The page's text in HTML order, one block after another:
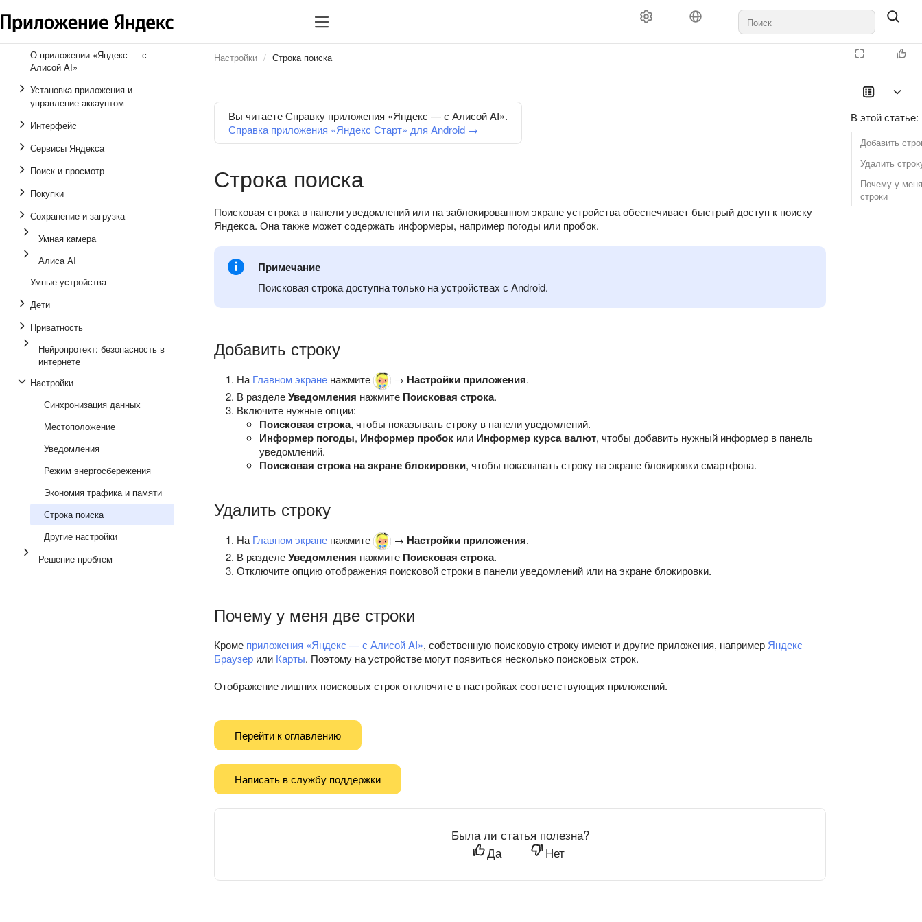
О приложении «Яндекс — с
Алисой AI»
Установка приложения и
управление аккаунтом
Интерфейс
Сервисы Яндекса
Поиск и просмотр
Покупки
Сохранение и загрузка
Умная камера
Алиса AI
Умные устройства
Дети
Приватность
Нейропротект: безопасность в
интернете
Настройки
Синхронизация данных
Местоположение
Уведомления
Режим энергосбережения
Экономия трафика и памяти
Строка поиска
Другие настройки
Решение проблем
В этой статье:
Добавить
Удалить
Почему у
строки
Настройки Строка поиска
Вы читаете Справку приложения «Яндекс — с Алисой AI».
Справка приложения «Яндекс Старт» для Android →
Строка поиска
Поисковая строка в панели уведомлений или на заблокированном экране устройства обеспечивает быстрый доступ к поиску
Яндекса. Она также может содержать информеры, например погоды или пробок.
Примечание
Поисковая строка доступна только на устройствах с Android.
Добавить строку
На Главном экране нажмите → Настройки приложения.
В разделеУведомления нажмите Поисковая строка.
Включите нужные опции:
Поисковая строка, чтобы показывать строку в панели уведомлений.
Информер погоды, Информер пробок или Информер курса валют, чтобы добавить нужный информер в панель
уведомлений.
Поисковая строка на экране блокировки, чтобы показывать строку на экране блокировки смартфона.
Удалить строку
На Главном экране нажмите → Настройки приложения.
В разделеУведомления нажмите Поисковая строка.
Отключите опцию отображения поисковой строки в панели уведомлений или на экране блокировки.
Почему у меня две строки
Кроме приложения «Яндекс — с Алисой AI», собственную поисковую строку имеют и другие приложения, например Яндекс
Браузер или Карты. Поэтому на устройстве могут появиться несколько поисковых строк.
Отображение лишних поисковых строк отключите в настройках соответствующих приложений.
Перейти к оглавлению
Написать в службу поддержки
Была ли статья полезна?
Да
Нет